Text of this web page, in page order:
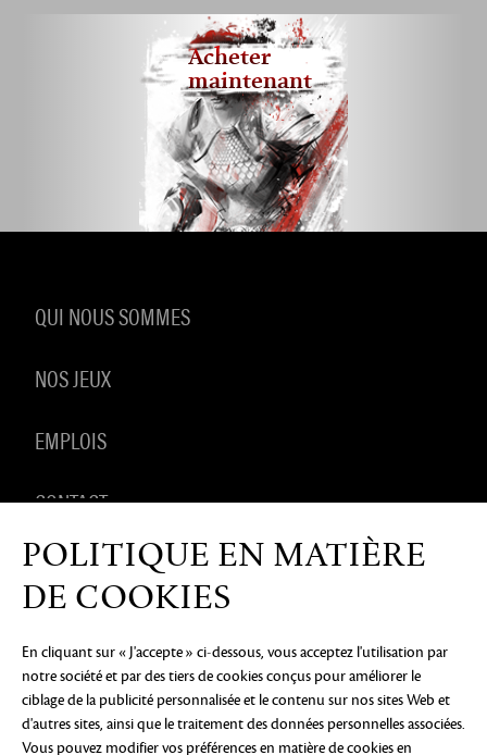
Acheter
maintenant
QUI NOUS SOMMES
NOS JEUX
EMPLOIS
CONTACT
PRODUITS DÉRIVÉS
AVIS DE CONFIDENTIALITÉ MENTIONS LÉGALES
PAS VENDRE OU PARTAGER MES INFORMATIONS
PERSONNELLES
PRÉFÉRENCES COOKIE
POLITIQUE EN MATIÈRE
DE COOKIES
En cliquant sur « J'accepte » ci-dessous, vous acceptez l'utilisation par
notre société et par des tiers de cookies conçus pour améliorer le
ciblage de la publicité personnalisée et le contenu sur nos sites Web et
d'autres sites, ainsi que le traitement des données personnelles associées.
Vous pouvez modifier vos préférences en matière de cookies en